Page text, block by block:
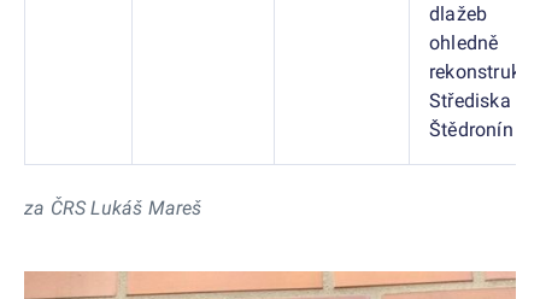
dlažeb
ohledně
rekonstrukce
Střediska
Štědronín
za ČRS Lukáš Mareš